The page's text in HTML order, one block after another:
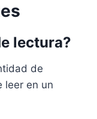
lectura?
de
leer en un